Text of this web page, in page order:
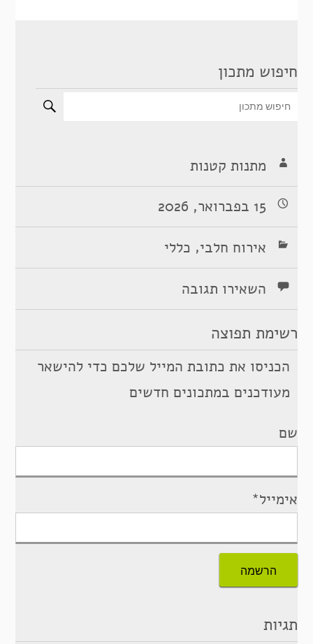
חיפוש מתכון
מתנות קטנות
15 בפברואר, 2026
אירוח חלבי, כללי
השאירו תגובה
רשימת תפוצה
הכניסו את כתובת המייל שלכם כדי להישאר
מעודכנים במתכונים חדשים
שם
אימייל*
תגיות